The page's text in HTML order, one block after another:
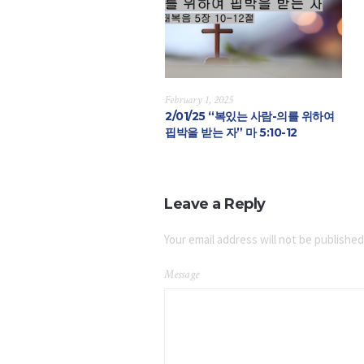
February 1, 2025
2/01/25 “복있는 사람-의를 위하여
핍박을 받는 자” 마 5:10-12
Leave a Reply
Your email address will not be
Message